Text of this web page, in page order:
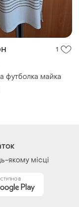
1
футболка майка
якому місці